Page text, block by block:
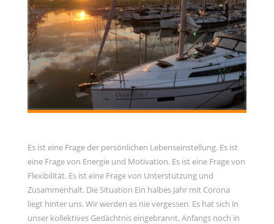
Es ist eine Frage der persönlichen Lebenseinstellung. Es ist
eine Frage von Energie und Motivation. Es ist eine Frage von
Flexibilität. Es ist eine Frage von Unterstützung und
Zusammenhalt. Die Situation Ein halbes Jahr mit Corona
liegt hinter uns. Wir werden es nie vergessen. Es hat sich in
unser kollektives Gedächtnis eingebrannt. Anfangs noch in